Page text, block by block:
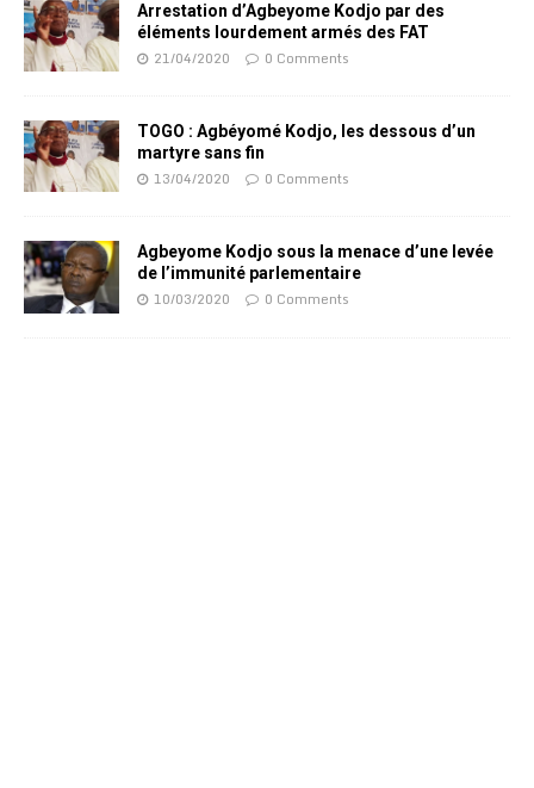
Arrestation d’Agbeyome Kodjo par des
éléments lourdement armés des FAT
21/04/2020 0 Comments
TOGO : Agbéyomé Kodjo, les dessous d’un
martyre sans fin
13/04/2020 0 Comments
Agbeyome Kodjo sous la menace d’une levée
de l’immunité parlementaire
10/03/2020 0 Comments